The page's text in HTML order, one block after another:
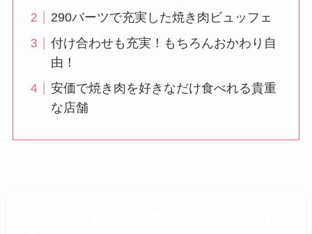
290バーツで充実した焼き肉ビュッフェ
付け合わせも充実！もちろんおかわり自
由！
安価で焼き肉を好きなだけ食べれる貴重
な店舗